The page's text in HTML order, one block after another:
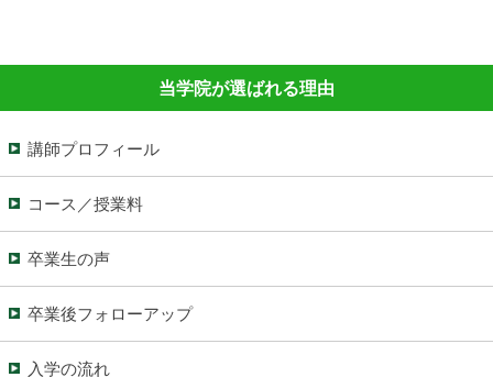
当学院が選ばれる理由
講師プロフィール
コース／授業料
卒業生の声
卒業後フォローアップ
入学の流れ